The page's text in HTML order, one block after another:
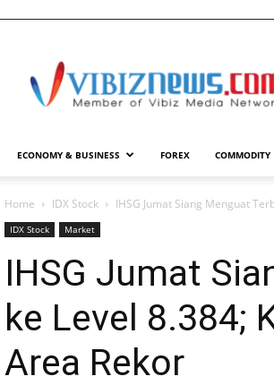
ECONOMY & BUSINESS FOREX COMMODITY
Home IDX Stock IHSG Jumat Siang Menguat
IDX Stock Market
IHSG Jumat
ke Level 8.384;
Area Rekor